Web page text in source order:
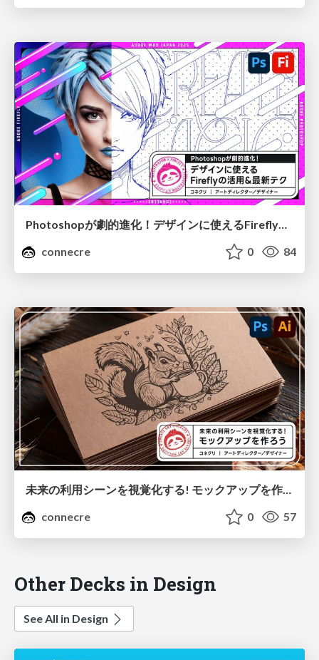
Photoshopが劇的進化！デザインに使えるFireflyの活用&最新テク
connecre
0 84
未来の利用シーンを視覚化する! モックアップを作ろう
connecre
0 57
Other Decks in Design
See All in Design